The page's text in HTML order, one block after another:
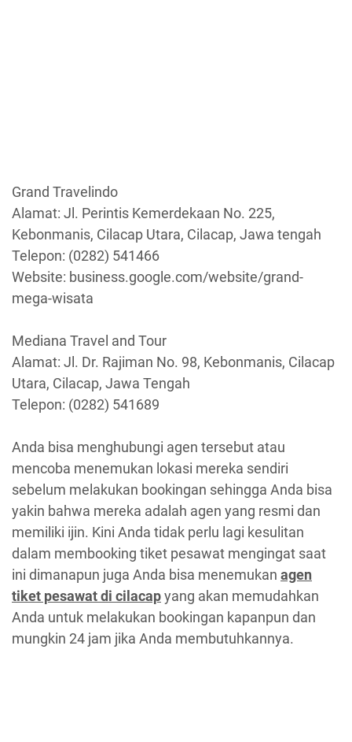
Grand Travelindo
Alamat: Jl. Perintis Kemerdekaan No. 225,
Kebonmanis, Cilacap Utara, Cilacap, Jawa tengah
Telepon: (0282) 541466
Website: business.google.com/website/grand-
mega-wisata
Mediana Travel and Tour
Alamat: Jl. Dr. Rajiman No. 98, Kebonmanis, Cilacap
Utara, Cilacap, Jawa Tengah
Telepon: (0282) 541689
Anda bisa menghubungi agen tersebut atau
mencoba menemukan lokasi mereka sendiri
sebelum melakukan bookingan sehingga Anda bisa
yakin bahwa mereka adalah agen yang resmi dan
memiliki ijin. Kini Anda tidak perlu lagi kesulitan
dalam membooking tiket pesawat mengingat saat
ini dimanapun juga Anda bisa menemukan agen
tiket pesawat di cilacapyang akan memudahkan
Anda untuk melakukan bookingan kapanpun dan
mungkin 24 jam jika Anda membutuhkannya.